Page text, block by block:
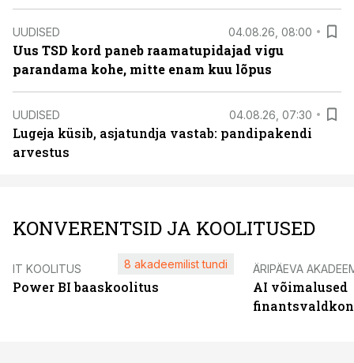
UUDISED 04.08.26, 08:00
Uus TSD kord paneb raamatupidajad vigu
parandama kohe, mitte enam kuu lõpus
UUDISED 04.08.26, 07:30
Lugeja küsib, asjatundja vastab: pandipakendi
arvestus
KONVERENTSID JA KOOLITUSED
IT KOOLITUS
Power BI baaskoolitus
8 akadeemilist tundi ÄRIPÄEVA
AI võimalused